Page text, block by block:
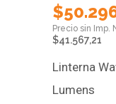
$
$41.567,21
Linterna
Lumens